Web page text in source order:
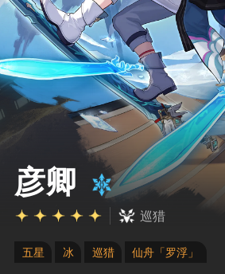
彦卿
巡猎
五星 冰 巡猎 仙舟「罗浮」